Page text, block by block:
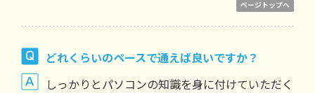
ページトップへ
どれくらいのペースで通えば良いですか？
しっかりとパソコンの知識を身に付けていただく